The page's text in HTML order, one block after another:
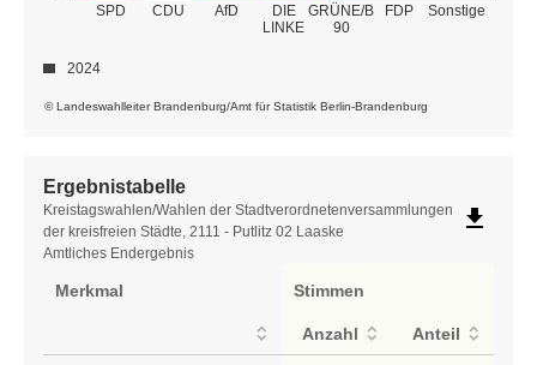
SPD CDU AfD
DIE
LINKE
GRÜNE/B
90
FDP Sonstige
© Landeswahlleiter Brandenburg/Amt für Statistik Berlin-Brandenburg
2024
Ergebnistabelle
Ergebnistabelle
Kreistagswahlen/Wahlen der Stadtverordnetenversammlungen
der kreisfreien Städte, 2111 - Putlitz 02 Laaske
Amtliches Endergebnis
file_download
Merkmal Stimmen
Anzahl Anteil